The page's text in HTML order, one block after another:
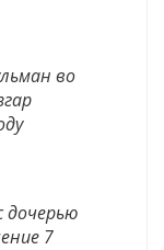
во
дочерью
7